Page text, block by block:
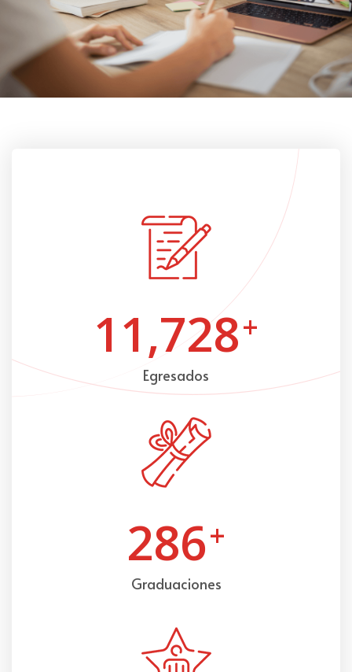
11,728+
Egresados
286+
Graduaciones